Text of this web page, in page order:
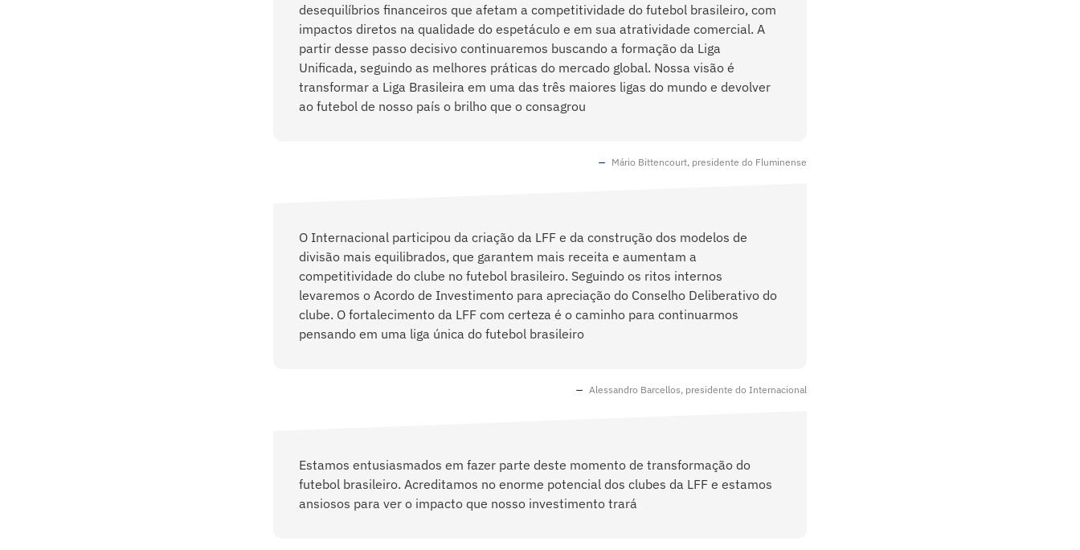
desequilíbrios financeiros que afetam a competitividade do futebol brasileiro, com
impactos diretos na qualidade do espetáculo e em sua atratividade comercial. A
partir desse passo decisivo continuaremos buscando a formação da Liga
Unificada, seguindo as melhores práticas do mercado global. Nossa visão é
transformar a Liga Brasileira em uma das três maiores ligas do mundo e devolver
ao futebol de nosso país o brilho que o consagrou
Mário Bittencourt, presidente do Fluminense
O Internacional participou da criação da LFF e da construção dos modelos de
divisão mais equilibrados, que garantem mais receita e aumentam a
competitividade do clube no futebol brasileiro. Seguindo os ritos internos
levaremos o Acordo de Investimento para apreciação do Conselho Deliberativo do
clube. O fortalecimento da LFF com certeza é o caminho para continuarmos
pensando em uma liga única do futebol brasileiro
Alessandro Barcellos, presidente do Internacional
Estamos entusiasmados em fazer parte deste momento de transformação do
futebol brasileiro. Acreditamos no enorme potencial dos clubes da LFF e estamos
ansiosos para ver o impacto que nosso investimento trará